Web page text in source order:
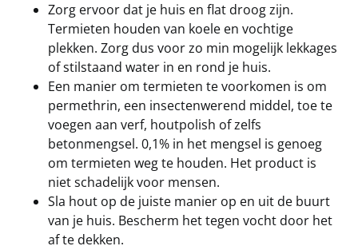
Zorg ervoor dat je huis en flat droog zijn.
Termieten houden van koele en vochtige
plekken. Zorg dus voor zo min mogelijk lekkages
of stilstaand water in en rond je huis.
Een manier om termieten te voorkomen is om
permethrin, een insectenwerend middel, toe te
voegen aan verf, houtpolish of zelfs
betonmengsel. 0,1% in het mengsel is genoeg
om termieten weg te houden. Het product is
niet schadelijk voor mensen.
Sla hout op de juiste manier op en uit de buurt
van je huis. Bescherm het tegen vocht door het
af te dekken.